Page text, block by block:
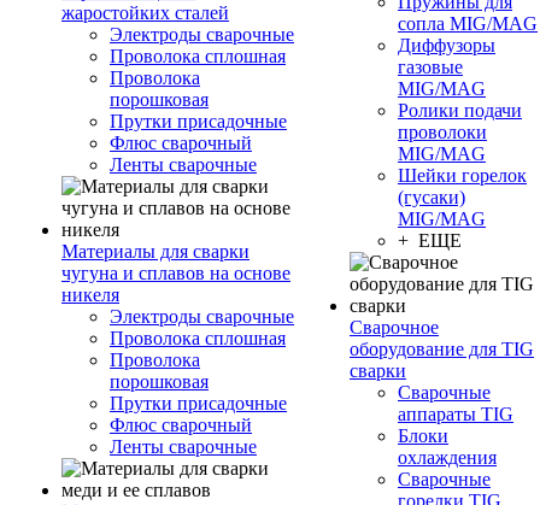
жаростойких сталей
Электроды сварочные
Проволока сплошная
Проволока
порошковая
Прутки присадочные
Флюс сварочный
Ленты сварочные
Материалы для сварки
чугуна и сплавов на основе
никеля
Электроды сварочные
Проволока сплошная
Проволока
порошковая
Прутки присадочные
Флюс сварочный
Ленты сварочные
сопла MIG/MAG
Диффузоры
газовые
MIG/MAG
Ролики подачи
проволоки
MIG/MAG
Шейки горелок
(гусаки)
MIG/MAG
+ ЕЩЕ
Сварочное
оборудование для TIG
сварки
Сварочные
аппараты TIG
Блоки
охлаждения
Сварочные
горелки TIG